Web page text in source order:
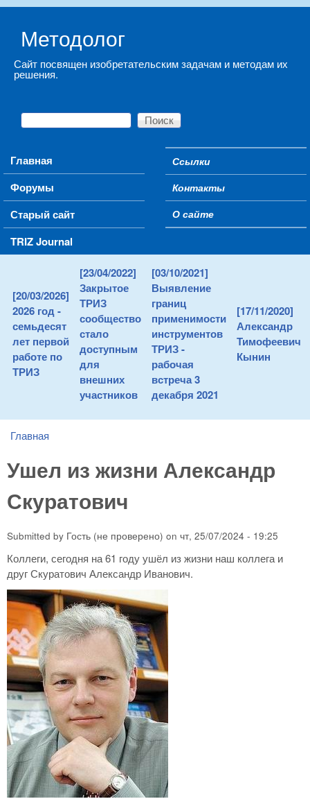
Методолог
Сайт посвящен изобретательским задачам и методам их
решения.
Форма поиска
Поиск
Main menu
Главная
Форумы
Старый сайт
TRIZ Journal
Secondary menu
Ссылки
Контакты
О сайте
[20/03/2026]
2026 год -
семьдесят
лет первой
работе по
ТРИЗ
[23/04/2022]
Закрытое
ТРИЗ
сообщество
стало
доступным
для
внешних
участников
[03/10/2021]
Выявление
границ
применимости
инструментов
ТРИЗ -
рабочая
встреча 3
декабря 2021
[17/11/2020]
Александр
Тимофеевич
Кынин
You are here
Главная
Ушел из жизни Александр
Скуратович
Submitted by Гость (не проверено) on чт, 25/07/2024 - 19:25
Коллеги, сегодня на 61 году ушёл из жизни наш коллега и
друг Скуратович Александр Иванович.